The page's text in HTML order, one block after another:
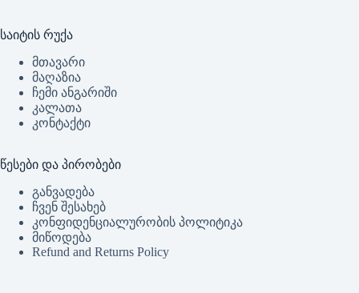
საიტის რუქა
მთავარი
მაღაზია
ჩემი ანგარიში
კალათა
კონტაქტი
წესები და პირობები
განვადება
ჩვენ შესახებ
კონფიდენციალურობის პოლიტიკა
მიწოდება
Refund and Returns Policy